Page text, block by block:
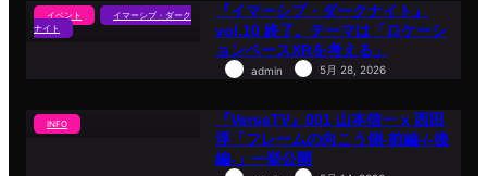
イベント
イマーシブ・ダーク
ナイト
『イマーシブ・ダークナイト』
vol.10 終了。テーマは「ロケーシ
ョンベースXRを考える」
admin 5月 28, 2026
INFO
『VerseTV』001 山本信一 x 西田
淳「フレームの向こう側-前編-/-後
編-」一挙公開